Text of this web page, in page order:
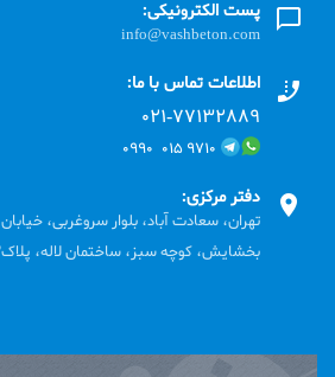
پست الکترونیکی:
info@vashbeton.com
اطلاعات تماس با ما:
۰۲۱-۷۷۱٣۲۸۸۹
۹۷۱۰ ۰۱۵ ۰۹۹۰
دفتر مرکزی:
تهران، سعادت آباد، بلوار سروغربی، خیابان
بخشایش، کوچه سبز، ساختمان لاله، پلاک22